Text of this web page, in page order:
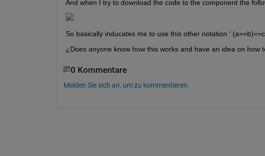
And when I try to download the code to the component the
So basically inducates me to use this other notation '
¿Does anyone know how this works and have an idea on how
0 Kommentare
Melden Sie sich an, um zu kommentieren.